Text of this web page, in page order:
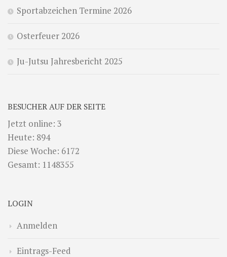
Sportabzeichen Termine 2026
Osterfeuer 2026
Ju-Jutsu Jahresbericht 2025
BESUCHER AUF DER SEITE
Jetzt online: 3
Heute: 894
Diese Woche: 6172
Gesamt: 1148355
LOGIN
Anmelden
Eintrags-Feed